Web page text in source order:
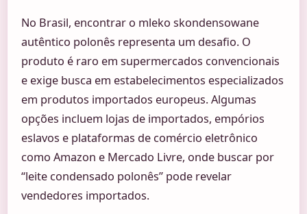
No Brasil, encontrar o mleko skondensowane
autêntico polonês representa um desafio. O
produto é raro em supermercados convencionais
e exige busca em estabelecimentos especializados
em produtos importados europeus. Algumas
opções incluem lojas de importados, empórios
eslavos e plataformas de comércio eletrônico
como Amazon e Mercado Livre, onde buscar por
“leite condensado polonês” pode revelar
vendedores importados.